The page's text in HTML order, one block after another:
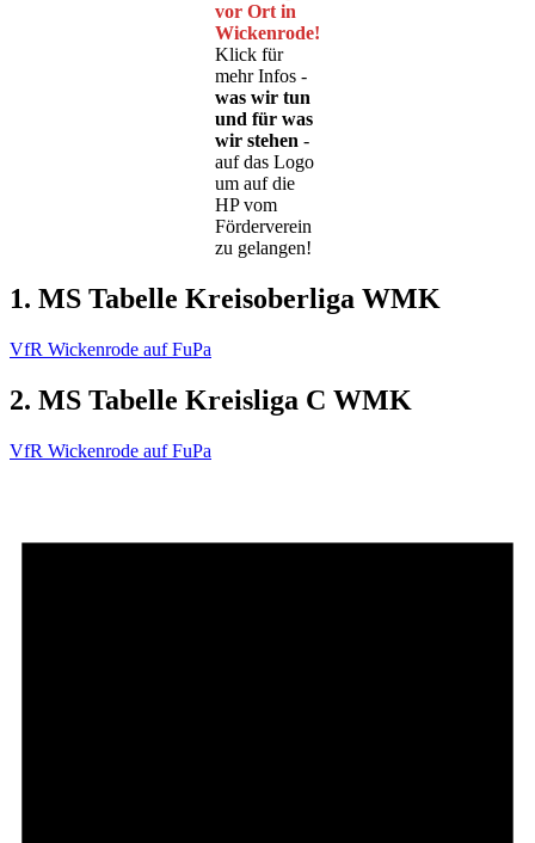
vor Ort in
Wickenrode!
Klick für
mehr Infos -
was wir tun
und für was
wir stehen -
auf das Logo
um auf die
HP vom
Förderverein
zu gelangen!
1. MS Tabelle Kreisoberliga WMK
VfR Wickenrode auf FuPa
2. MS Tabelle Kreisliga C WMK
VfR Wickenrode auf FuPa